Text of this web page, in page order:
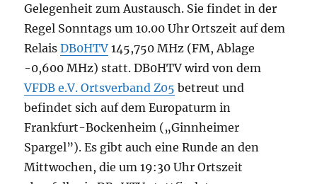
Gelegenheit zum Austausch. Sie findet in der
Regel Sonntags um 10.00 Uhr Ortszeit auf dem
RelaisDB0HTV 145,750 MHz (FM, Ablage
-0,600 MHz) statt. DB0HTV wird von dem
VFDB e.V. Ortsverband Z05 betreut und
befindet sich auf dem Europaturm in
Frankfurt-Bockenheim („Ginnheimer
Spargel”). Es gibt auch eine Runde an den
Mittwochen, die um 19:30 Uhr Ortszeit